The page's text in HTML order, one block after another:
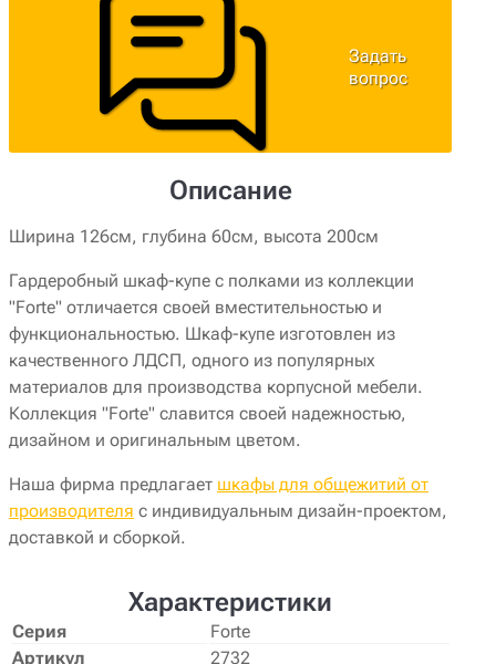
Задать
вопрос
Описание
Ширина 126см, глубина 60см, высота 200см
Гардеробный шкаф-купе с полками из коллекции
"Forte" отличается своей вместительностью и
функциональностью. Шкаф-купе изготовлен из
качественного ЛДСП, одного из популярных
материалов для производства корпусной мебели.
Коллекция "Forte" славится своей надежностью,
дизайном и оригинальным цветом.
Наша фирма предлагает шкафы для общежитий от
производителя с индивидуальным дизайн-проектом,
доставкой и сборкой.
Характеристики
Серия
Forte
Артикул
2732